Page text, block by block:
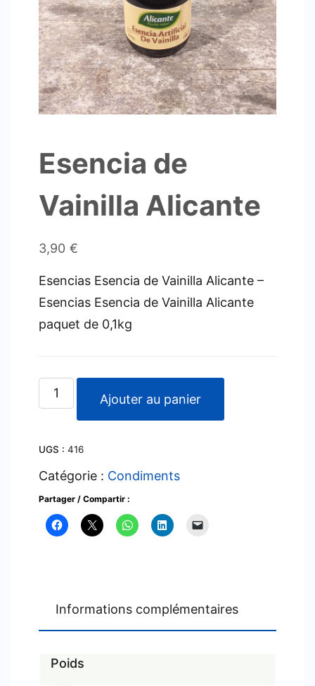
Esencia de
Vainilla Alicante
3,90 €
Esencias Esencia de Vainilla Alicante –
Esencias Esencia de Vainilla Alicante
paquet de 0,1kg
quantité
de
de
Vainilla
Alicante
Ajouter au panier
UGS : 416
Catégorie : Condiments
Partager / Compartir :
Informations complémentaires
Poids